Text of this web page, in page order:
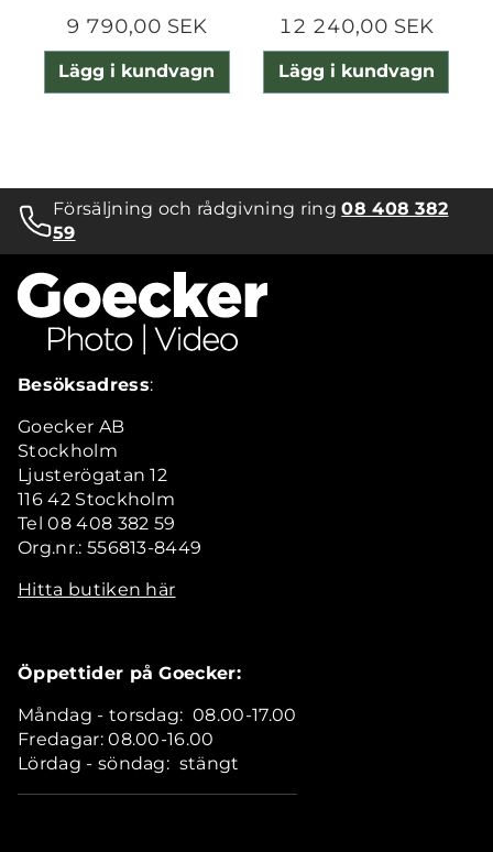
9 790,00 SEK
Lägg i kundvagn
12 240,00 SEK
Lägg i kundvagn
Försäljning och rådgivning ring08 408 382
59
Besöksadress:
Goecker AB
Stockholm
Ljusterögatan 12
116 42 Stockholm
Tel 08 408 382 59
Org.nr.: 556813-8449
Hitta butiken här
Öppettider på Goecker:
Måndag - torsdag: 08.00-17.00
Fredagar: 08.00-16.00
Lördag - söndag: stängt